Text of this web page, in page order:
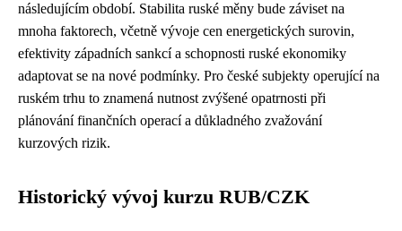
následujícím období. Stabilita ruské měny bude záviset na
mnoha faktorech, včetně vývoje cen energetických surovin,
efektivity západních sankcí a schopnosti ruské ekonomiky
adaptovat se na nové podmínky. Pro české subjekty operující na
ruském trhu to znamená nutnost zvýšené opatrnosti při
plánování finančních operací a důkladného zvažování
kurzových rizik.
Historický vývoj kurzu RUB/CZK